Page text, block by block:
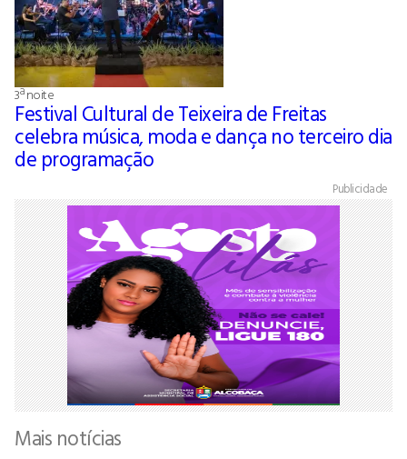
3ª noite
Festival Cultural de Teixeira de Freitas
celebra música, moda e dança no terceiro dia
de programação
Publicidade
Mais notícias